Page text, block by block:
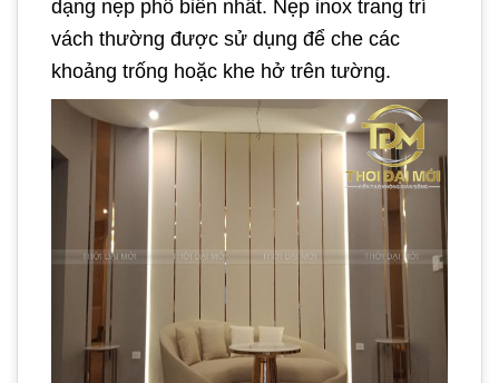
dạng nẹp phổ biến nhất. Nẹp inox trang trí
vách thường được sử dụng để che các
khoảng trống hoặc khe hở trên tường.